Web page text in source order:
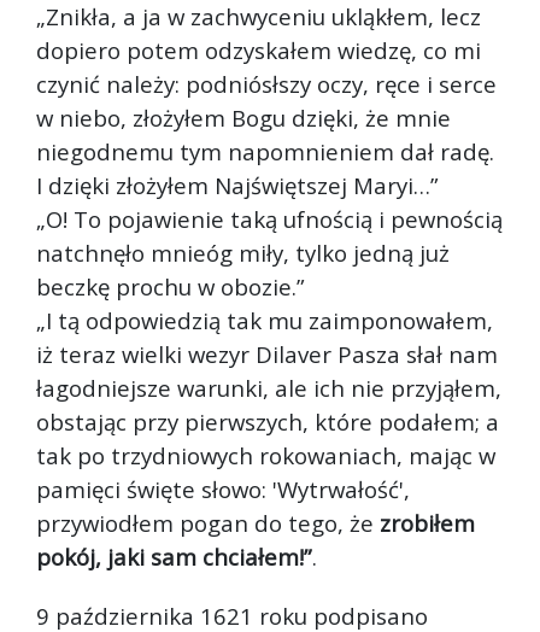
„Znikła, a ja w zachwyceniu ukląkłem, lecz
dopiero potem odzyskałem wiedzę, co mi
czynić należy: podniósłszy oczy, ręce i serce
w niebo, złożyłem Bogu dzięki, że mnie
niegodnemu tym napomnieniem dał radę.
I dzięki złożyłem Najświętszej Maryi…”
„O! To pojawienie taką ufnością i pewnością
natchnęło mnieóg miły, tylko jedną już
beczkę prochu w obozie.”
„I tą odpowiedzią tak mu zaimponowałem,
iż teraz wielki wezyr Dilaver Pasza słał nam
łagodniejsze warunki, ale ich nie przyjąłem,
obstając przy pierwszych, które podałem; a
tak po trzydniowych rokowaniach, mając w
pamięci święte słowo: 'Wytrwałość',
przywiodłem pogan do tego, że zrobiłem
pokój, jaki sam chciałem!”.
9 października 1621 roku podpisano